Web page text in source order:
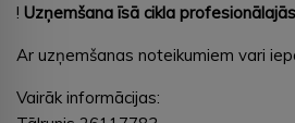
! Uzņemšana īsā cikla
Ar uzņemšanas noteikumiem vari
Vairāk informācijas: